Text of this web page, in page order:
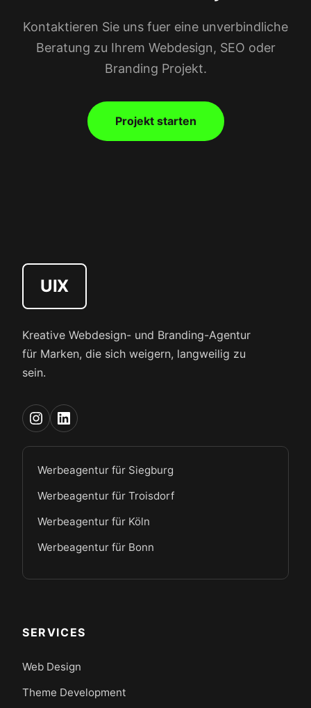
Kontaktieren Sie uns fuer eine unverbindliche
Beratung zu Ihrem Webdesign, SEO oder
Branding Projekt.
Projekt starten
UIX
Kreative Webdesign- und Branding-Agentur
für Marken, die sich weigern, langweilig zu
sein.
Werbeagentur für Siegburg
Werbeagentur für Troisdorf
Werbeagentur für Köln
Werbeagentur für Bonn
SERVICES
Web Design
Theme Development